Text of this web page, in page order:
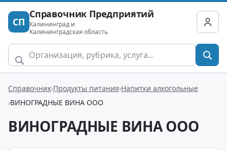
СП
Справочник Предприятий
Калининград и
Калининградская область
Справочник Продукты питания Напитки алкогольные
ВИНОГРАДНЫЕ ВИНА ООО
ВИНОГРАДНЫЕ ВИНА ООО